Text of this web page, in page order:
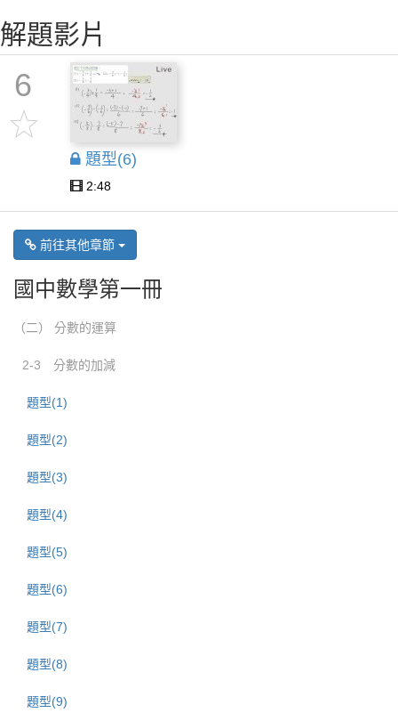
解題影片
6
題型(6)
2:48
前往其他章節
國中數學第一冊
（二） 分數的運算
2-3 分數的加減
題型(1)
題型(2)
題型(3)
題型(4)
題型(5)
題型(6)
題型(7)
題型(8)
題型(9)